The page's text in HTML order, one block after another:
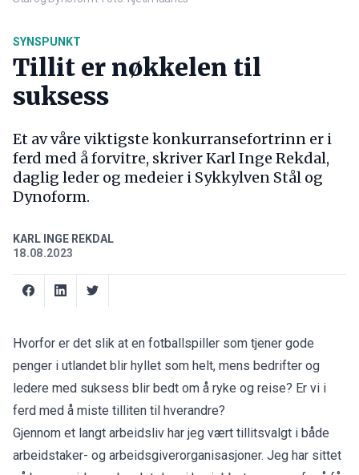
SYNSPUNKT
Tillit er nøkkelen til
suksess
Et av våre viktigste konkurransefortrinn er i
ferd med å forvitre, skriver Karl Inge Rekdal,
daglig leder og medeier i Sykkylven Stål og
Dynoform.
KARL INGE REKDAL
18.08.2023
Hvorfor er det slik at en fotballspiller som tjener gode
penger i utlandet blir hyllet som helt, mens bedrifter og
ledere med suksess blir bedt om å ryke og reise? Er vi i
ferd med å miste tilliten til hverandre?
Gjennom et langt arbeidsliv har jeg vært tillitsvalgt i både
arbeidstaker- og arbeidsgiverorganisasjoner. Jeg har sittet